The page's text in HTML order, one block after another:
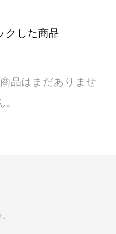
クした商品
品はまだありませ
。